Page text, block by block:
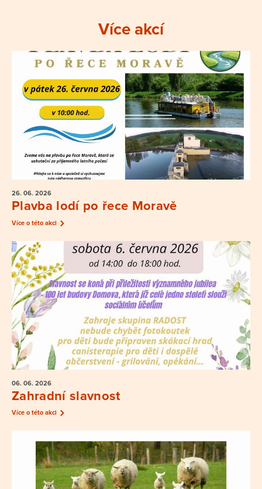
Více akcí
26. 06. 2026
Plavba lodí po řece Moravě
Více o této akci
06. 06. 2026
Zahradní slavnost
Více o této akci